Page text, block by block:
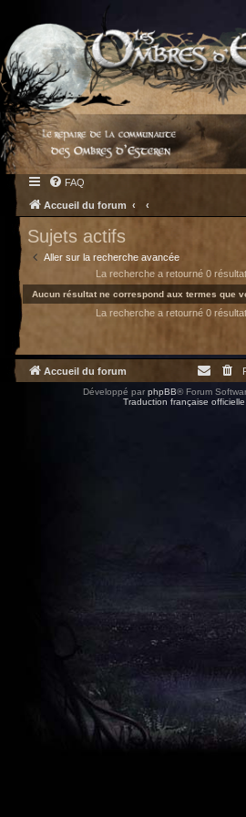
FAQ
Accueil du forum
Sujets actifs
Aller sur la recherche avancée
La recherche a retourné 0
Aucun résultat ne correspond aux termes que
La recherche a retourné 0
Accueil du forum
Développé par phpBB® Forum
Traduction française officielle